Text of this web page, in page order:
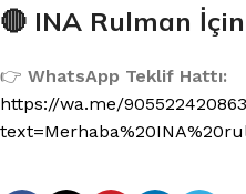
🔴 INA Rulman
👉 WhatsApp Teklif Hattı:
https://wa.me/